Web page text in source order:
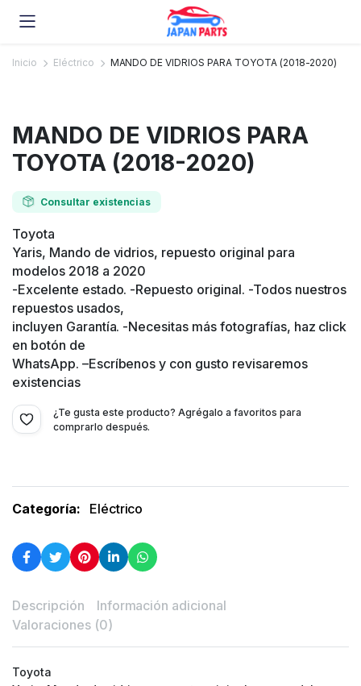
Inicio Eléctrico MANDO DE VIDRIOS PARA TOYOTA (2018-2020)
MANDO DE VIDRIOS PARA
TOYOTA (2018-2020)
Consultar existencias
Toyota
Yaris, Mando de vidrios, repuesto original para
modelos 2018 a 2020
-Excelente estado. -Repuesto original. -Todos nuestros
repuestos usados,
incluyen Garantía. -Necesitas más fotografías, haz click
en botón de
WhatsApp. –Escríbenos y con gusto revisaremos
existencias
¿Te gusta este producto? Agrégalo a favoritos para
comprarlo después.
Categoría: Eléctrico
Descripción
Información adicional
Valoraciones (0)
Toyota